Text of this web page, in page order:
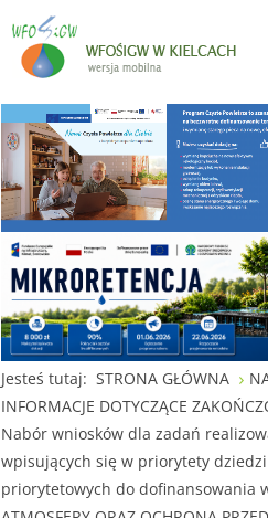
Jesteś tutaj: STRONA GŁÓWNA
INFORMACJE DOTYCZĄCE
Nabór wniosków dla zadań
wpisujących się w priorytety
priorytetowych do dofinansowania